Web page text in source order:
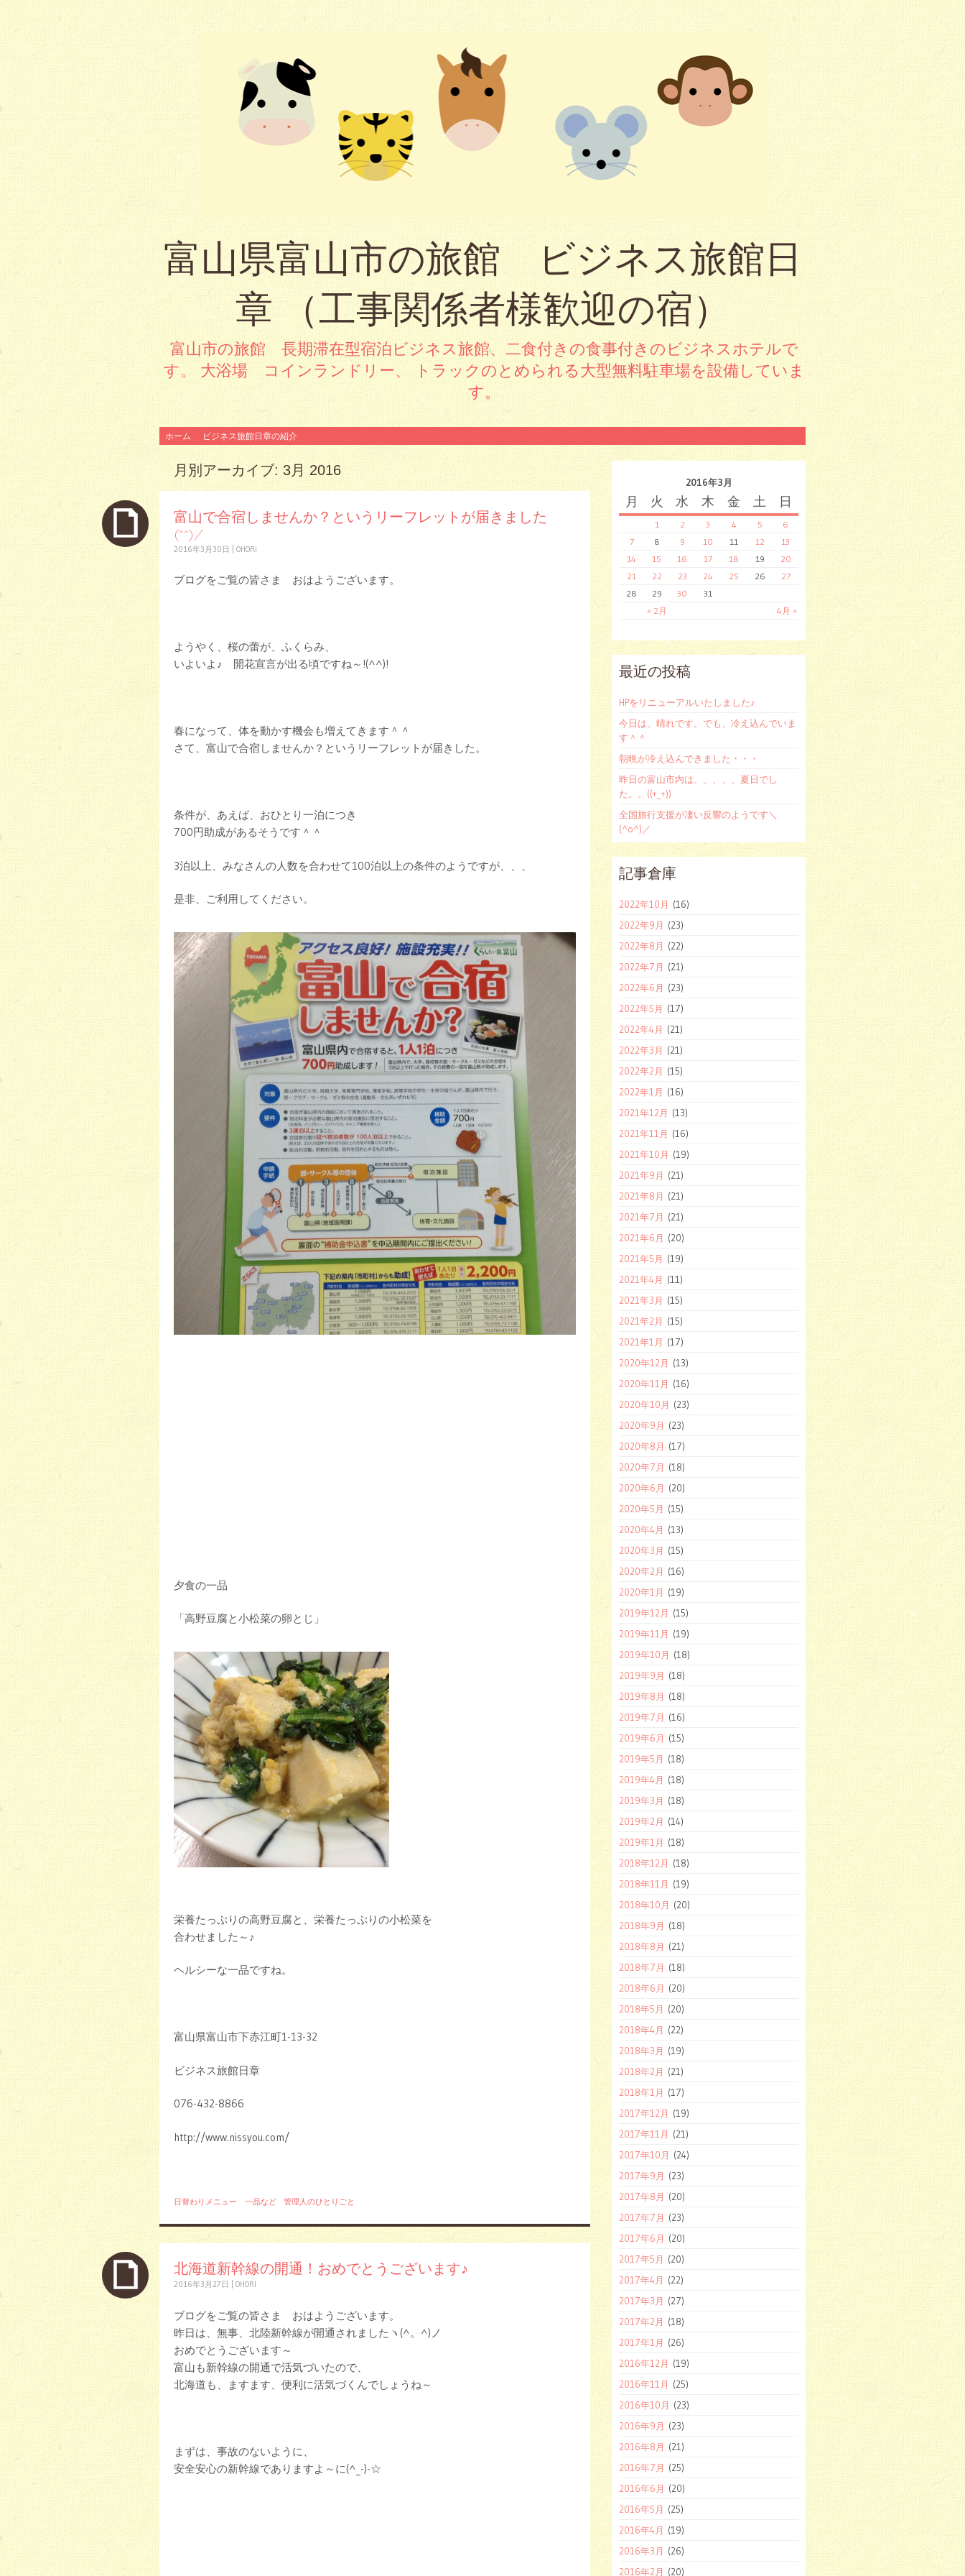
富山県富山市の旅館 ビジネス旅館日
章 （工事関係者様歓迎の宿）
富山市の旅館 長期滞在型宿泊ビジネス旅館、二食付きの食事付きのビジネスホテルで
す。 大浴場 コインランドリー、 トラックのとめられる大型無料駐車場を設備していま
す。
コンテンツへスキップ
ホーム ビジネス旅館日章の紹介
月別アーカイブ: 3月 2016
富山で合宿しませんか？というリーフレットが届きました
(^^)/
2016年3月30日 OHORI
ブログをご覧の皆さま おはようございます。
ようやく、桜の蕾が、ふくらみ、
いよいよ♪ 開花宣言が出る頃ですね～!(^^)!
春になって、体を動かす機会も増えてきます＾＾
さて、富山で合宿しませんか？というリーフレットが届きした。
条件が、あえば、おひとり一泊につき
700円助成があるそうです＾＾
3泊以上、みなさんの人数を合わせて100泊以上の条件のようですが、、、
是非、ご利用してください。
夕食の一品
「高野豆腐と小松菜の卵とじ」
栄養たっぷりの高野豆腐と、栄養たっぷりの小松菜を
合わせました～♪
ヘルシーな一品ですね。
富山県富山市下赤江町1-13-32
ビジネス旅館日章
076-432-8866
http://www.nissyou.com/
日替わりメニュー 一品など 管理人のひとりごと
北海道新幹線の開通！おめでとうございます♪
2016年3月27日 OHORI
ブログをご覧の皆さま おはようございます。
昨日は、無事、北陸新幹線が開通されましたヽ(^。^)ノ
おめでとうございます～
富山も新幹線の開通で活気づいたので、
北海道も、ますます、便利に活気づくんでしょうね～
まずは、事故のないように、
安全安心の新幹線でありますよ～に(^_-)-☆
2016年3月
月 火 水 木 金 土 日
« 2月 4月 »
1 2 3 4 5
6
7
8 9 10 11 12
13
14
15 16 17 18 19
20
21
22 23 24 25 26
27
28
29 30 31
最近の投稿
HPをリニューアルいたしました♪
今日は、晴れです。でも、冷え込んでいま
す＾＾
朝晩が冷え込んできました・・・
昨日の富山市内は、、、、、夏日でし
た。。((+_+))
全国旅行支援が凄い反響のようです＼
(^o^)／
記事倉庫
2022年10月 (16)
2022年9月 (23)
2022年8月 (22)
2022年7月 (21)
2022年6月 (23)
2022年5月 (17)
2022年4月 (21)
2022年3月 (21)
2022年2月 (15)
2022年1月 (16)
2021年12月 (13)
2021年11月 (16)
2021年10月 (19)
2021年9月 (21)
2021年8月 (21)
2021年7月 (21)
2021年6月 (20)
2021年5月 (19)
2021年4月 (11)
2021年3月 (15)
2021年2月 (15)
2021年1月 (17)
2020年12月 (13)
2020年11月 (16)
2020年10月 (23)
2020年9月 (23)
2020年8月 (17)
2020年7月 (18)
2020年6月 (20)
2020年5月 (15)
2020年4月 (13)
2020年3月 (15)
2020年2月 (16)
2020年1月 (19)
2019年12月 (15)
2019年11月 (19)
2019年10月 (18)
2019年9月 (18)
2019年8月 (18)
2019年7月 (16)
2019年6月 (15)
2019年5月 (18)
2019年4月 (18)
2019年3月 (18)
2019年2月 (14)
2019年1月 (18)
2018年12月 (18)
2018年11月 (19)
2018年10月 (20)
2018年9月 (18)
2018年8月 (21)
2018年7月 (18)
2018年6月 (20)
2018年5月 (20)
2018年4月 (22)
2018年3月 (19)
2018年2月 (21)
2018年1月 (17)
2017年12月 (19)
2017年11月 (21)
2017年10月 (24)
2017年9月 (23)
2017年8月 (20)
2017年7月 (23)
2017年6月 (20)
2017年5月 (20)
2017年4月 (22)
2017年3月 (27)
2017年2月 (18)
2017年1月 (26)
2016年12月 (19)
2016年11月 (25)
2016年10月 (23)
2016年9月 (23)
2016年8月 (21)
2016年7月 (25)
2016年6月 (20)
2016年5月 (25)
2016年4月 (19)
2016年3月 (26)
2016年2月 (20)